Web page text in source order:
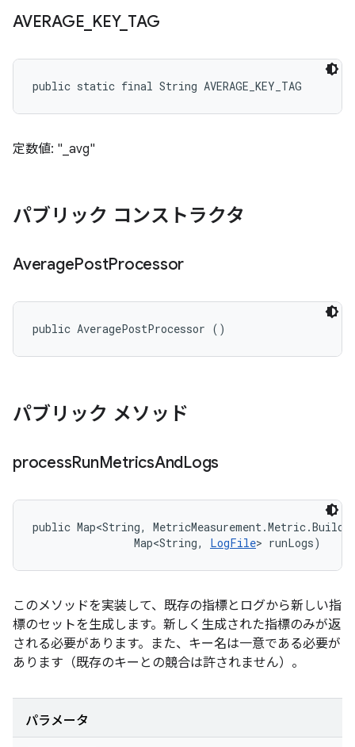
AVERAGE KEY_ TAG
public static final String AVERAGE_KEY_TAG
定数値: "_avg"
パブリック コンストラクタ
AveragePostProcessor
public AveragePostProcessor ()
パブリック メソッド
processRunMetricsAndLogs
public Map<String,
                Map<String,
LogFile> runLogs)
このメソッドを実装して、既存の指標とログから新しい指
標のセットを生成します。新しく生成された指標のみが返
される必要があります。また、キー名は一意である必要が
あります（既存のキーとの競合は許されません）。
パラメータ